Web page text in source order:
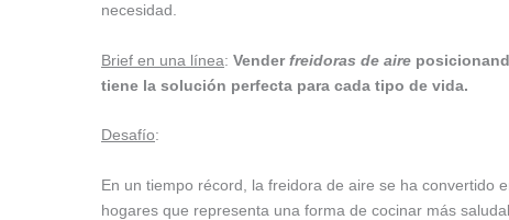
necesidad.
Brief en una línea: Venderfreidoras de aire
tiene la solución perfecta para cada tipo de vida.
Desafío:
En un tiempo récord, la freidora de aire se ha convertido
hogares que representa una forma de cocinar más